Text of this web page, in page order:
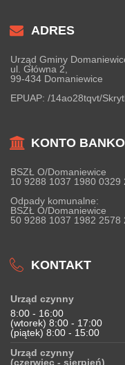
ADRES
Urząd Gminy
ul. Główna 2,
99-434 Domaniewice
EPUAP: /14ao28tqvt/
KONTO
BSZŁ O/Domaniewice
10 9288 1037 1980 0329
Odpady komunalne:
BSZŁ O/Domaniewice
50 9288 1037 1982 2578
KONTAKT
Urząd czynny
8:00 - 16:00
(wtorek) 8:00 - 17:00
(piątek) 8:00 - 15:00
Urząd czynny
(czerwiec - sierpień)